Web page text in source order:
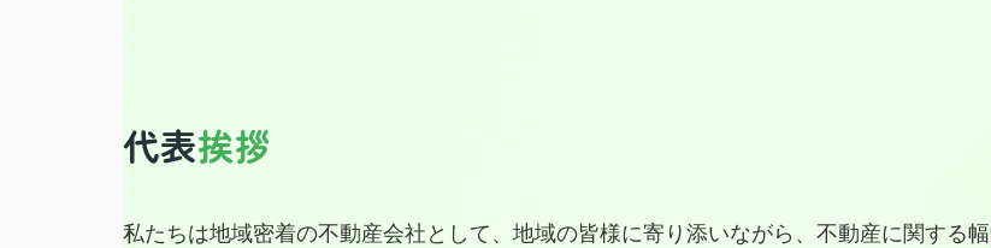
代表挨拶
私たちは地域密着の不動産会社として、地域の皆様に寄り添いながら、不動産に関する幅